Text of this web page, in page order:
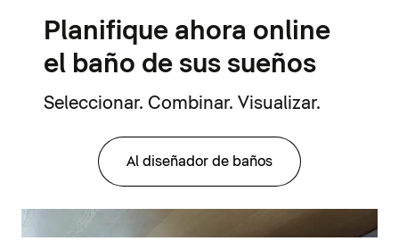
Planifique ahora online
el baño de sus sueños
Seleccionar. Combinar. Visualizar.
Al diseñador de baños